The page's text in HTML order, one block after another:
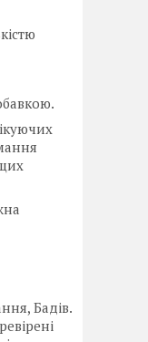
Бадів.